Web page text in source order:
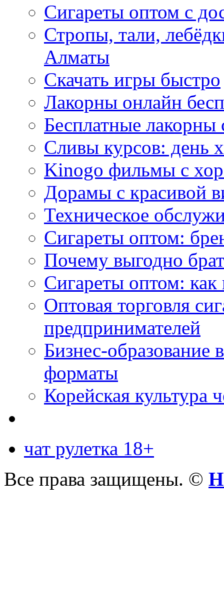
Сигареты оптом с
Стропы, тали,
Алматы
Скачать игры быстро
Лакорны онлайн
Бесплатные лакорны
Сливы курсов: день
Kinogo фильмы с
Дорамы с красивой
Техническое
Сигареты оптом:
Почему выгодно
Сигареты оптом: как
Оптовая торговля
предпринимателей
Бизнес-образование
форматы
Корейская культура
чат рулетка 18+
Все права защищены. ©